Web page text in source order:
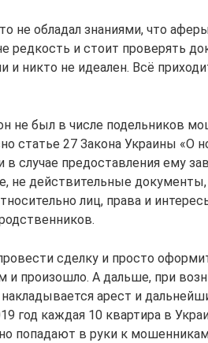
не обладал знаниями, что
редкость и стоит проверять
и никто не идеален. Всё
не был в числе подельников
статье 27 Закона Украины «О
в случае предоставления ему
не действительные
лиц, права и
сделку и просто
произошло. А дальше, при
арест и
год каждая 10 квартира в
попадают в руки к